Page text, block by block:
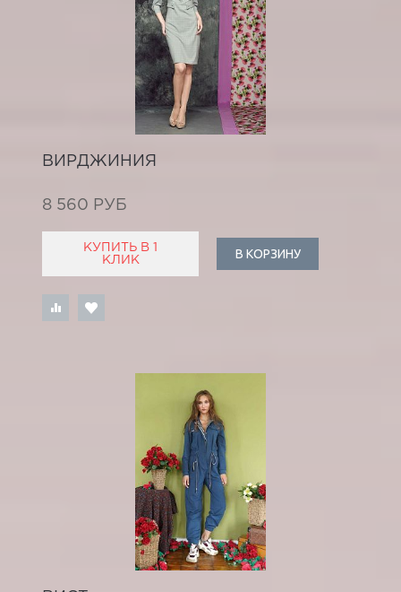
ВИРДЖИНИЯ
8 560 РУБ
КУПИТЬ В 1
КЛИК
В КОРЗИНУ